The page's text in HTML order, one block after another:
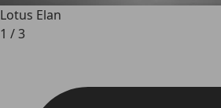
Lotus Elan
1 /3